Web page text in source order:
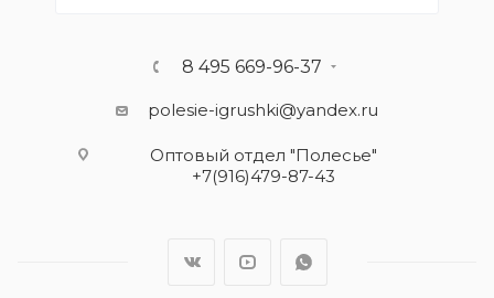
8 495 669-96-37
polesie-igrushki@yandex.ru
Оптовый отдел "Полесье"
+7(916)479-87-43